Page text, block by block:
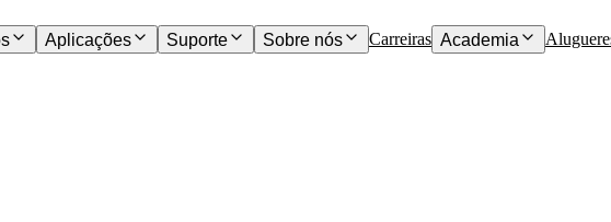
Aplicações Suporte Sobre nós Carreiras Academia